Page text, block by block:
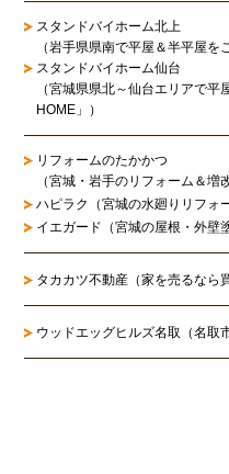
スタンドバイホーム北上
（岩手県県南で平屋＆半平屋を
スタンドバイホーム仙台
（宮城県県北～仙台エリアで
HOME」）
リフォームのたかかつ
（宮城・岩手のリフォーム＆増
ハピラク（宮城の水廻りリフォ
イエガード（宮城の屋根・外壁
タカカツ不動産（家を売るなら
ウッドエッグヒルズ名取（名